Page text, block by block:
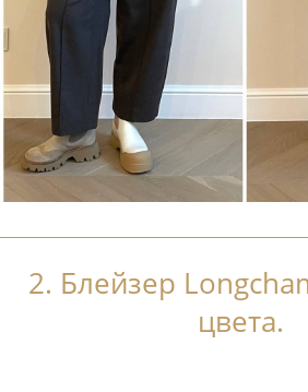
2. Блейзер
цвета.